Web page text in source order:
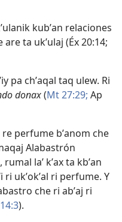
kubʼan relaciones
are ta ukʼulaj (Éx 20:14;
pa chʼaqal taq ulew. Ri
donax(Mt 27:29; Ap
perfume bʼanom che
Alabastrón
laʼ kʼax ta kbʼan
ri ukʼokʼal ri perfume. Y
che ri abʼaj ri
).